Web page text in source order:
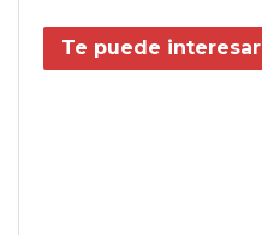
Te puede interesar